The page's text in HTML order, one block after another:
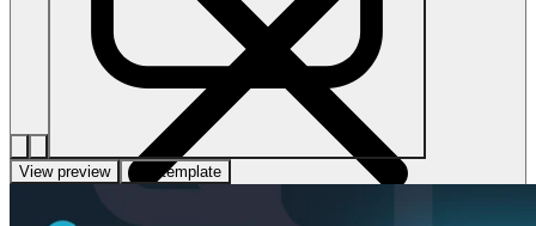
View preview Use template